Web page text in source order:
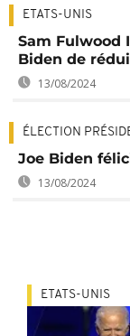
ETATS-UNIS
Sam Fulwood
Biden de
13/08/2024
ÉLECTION
Joe Biden
13/08/2024
ETATS-UNIS